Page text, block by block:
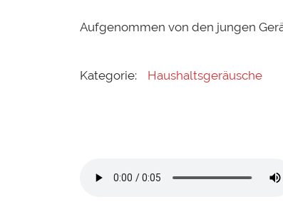
Aufgenommen von den jungen
Kategorie: Haushaltsgeräusche